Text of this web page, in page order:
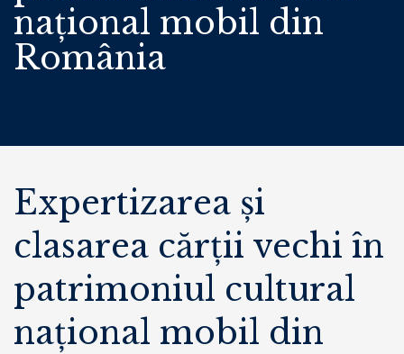
național mobil din
România
Expertizarea și
clasarea cărții vechi în
patrimoniul cultural
național mobil din